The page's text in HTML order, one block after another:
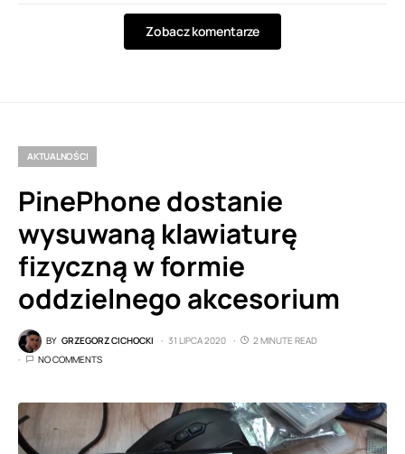
Zobacz komentarze
AKTUALNOŚCI
PinePhone dostanie
wysuwaną klawiaturę
fizyczną w formie
oddzielnego akcesorium
BY GRZEGORZ CICHOCKI 31 LIPCA 2020
2 MINUTE READ
NO COMMENTS